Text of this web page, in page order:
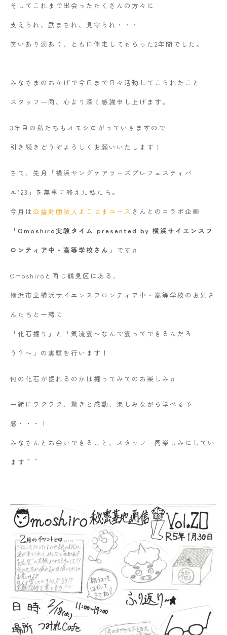
そしてこれまで出会ったたくさんの方々に
支えられ、励まされ、見守られ・・・
笑いあり涙あり、ともに伴走してもらった2年間でした。
みなさまのおかげで今日まで日々活動してこられたこと
スタッフ一同、心より深く感謝申し上げます。
3年目の私たちもオモシロがっていきますので
引き続きどうぞよろしくお願いいたします！
さて、先月「横浜ヤングケアラーズプレフェスティバ
ル’23」を無事に終えた私たち。
今月は公益財団法人よこはまユース さんとのコラボ企画
「Omoshiro実験タイム presented by 横浜サイエンスフ
ロンティア中・高等学校さん」
です♫
Omoshiroと同じ鶴見区にある、
横浜市立横浜サイエンスフロンティア中・高等学校のお兄さ
んたちと一緒に
「化石掘り」と「気流雲〜なんで雲ってできるんだろ
う？〜」の実験を行います！
何の化石が掘れるのかは掘ってみてのお楽しみ♫
一緒にワクワク、驚きと感動、楽しみながら学べる予
感・・・！
みなさんとお会いできること、スタッフ一同楽しみにしてい
ます＾＾